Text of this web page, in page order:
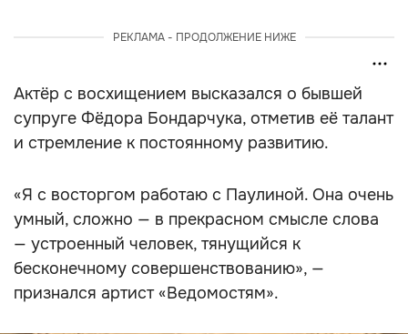
РЕКЛАМА - ПРОДОЛЖЕНИЕ НИЖЕ
Актёр с восхищением высказался о бывшей
супруге Фёдора Бондарчука, отметив её талант
и стремление к постоянному развитию.
«Я с восторгом работаю с Паулиной. Она очень
умный, сложно — в прекрасном смысле слова
— устроенный человек, тянущийся к
бесконечному совершенствованию», —
признался артист «Ведомостям».